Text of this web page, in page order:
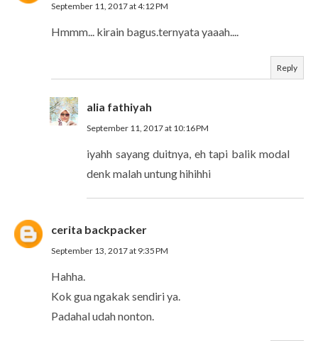
September 11, 2017 at 4:12 PM
Hmmm... kirain bagus.ternyata yaaah....
Reply
alia fathiyah
September 11, 2017 at 10:16 PM
iyahh sayang duitnya, eh tapi balik modal
denk malah untung hihihhi
cerita backpacker
September 13, 2017 at 9:35 PM
Hahha.
Kok gua ngakak sendiri ya.
Padahal udah nonton.